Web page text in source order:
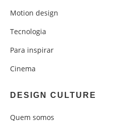
Motion design
Tecnologia
Para inspirar
Cinema
DESIGN CULTURE
Quem somos